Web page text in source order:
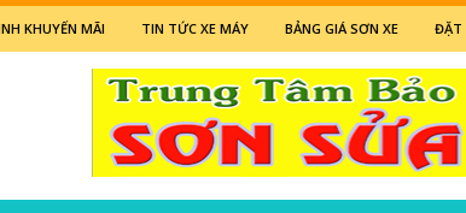
KHUYẾN MÃI TIN TỨC XE MÁY BẢNG GIÁ SƠN XE ĐẶT